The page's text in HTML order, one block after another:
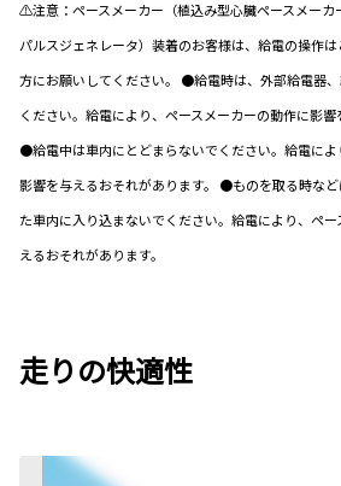
⚠注意：ペースメーカー（植込み型心臓ペースメー
パルスジェネレータ）装着のお客様は、給電の操作
方にお願いしてください。 ●給電時は、外部給電器
ください。給電により、ペースメーカーの動作に影響
●給電中は車内にとどまらないでください。給電に
影響を与えるおそれがあります。 ●ものを取る時な
た車内に入り込まないでください。給電により、ペ
えるおそれがあります。
走りの快適性